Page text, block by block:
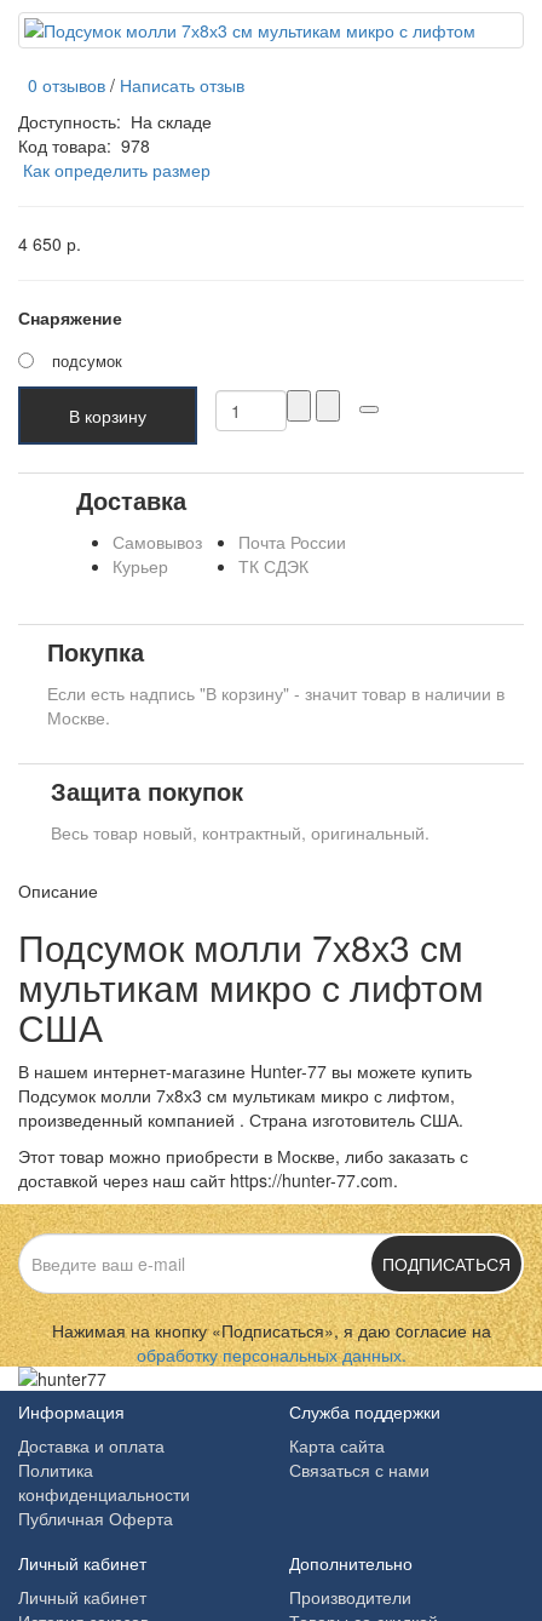
0 отзывов / Написать отзыв
Доступность: На складе
Код товара: 978
Как определить размер
4 650 р.
Снаряжение
подсумок
В корзину
Доставка
Самовывоз
Курьер
Почта России
ТК СДЭК
Покупка
Если есть надпись "В корзину" - значит товар в наличии в
Москве.
Защита покупок
Весь товар новый, контрактный, оригинальный.
Описание
Подсумок молли 7х8х3 см
мультикам микро с лифтом
США
В нашем интернет-магазине Hunter-77 вы можете купить
Подсумок молли 7х8х3 см мультикам микро с лифтом,
произведенный компанией . Страна изготовитель США.
Этот товар можно приобрести в Москве, либо заказать с
доставкой через наш сайт https://hunter-77.com.
ПОДПИСАТЬСЯ
Нажимая на кнопку «Подписаться», я даю cогласие на
обработку персональных данных.
Информация
Доставка и оплата
Политика
конфиденциальности
Публичная Оферта
Служба поддержки
Карта сайта
Связаться с нами
Личный кабинет
Личный кабинет
Дополнительно
Производители